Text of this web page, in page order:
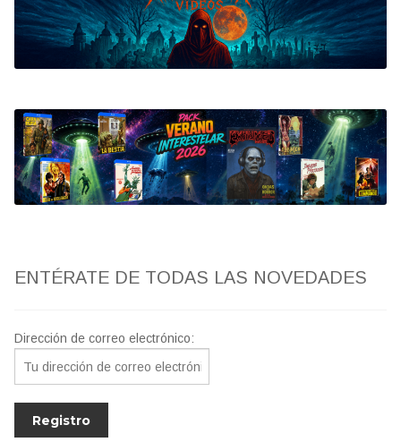
Bluray
Clasificada S
artwork
fantaterror
Jesús Franco
ENTÉRATE DE TODAS LAS NOVEDADES
Dirección de correo electrónico: